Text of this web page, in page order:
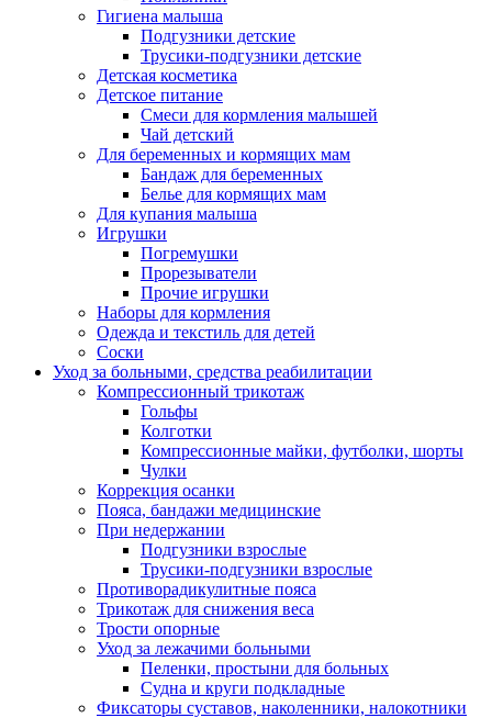
Гигиена малыша
Подгузники детские
Трусики-подгузники детские
Детская косметика
Детское питание
Смеси для кормления малышей
Чай детский
Для беременных и кормящих мам
Бандаж для беременных
Белье для кормящих мам
Для купания малыша
Игрушки
Погремушки
Прорезыватели
Прочие игрушки
Наборы для кормления
Одежда и текстиль для детей
Соски
Уход за больными, средства реабилитации
Компрессионный трикотаж
Гольфы
Колготки
Компрессионные майки, футболки, шорты
Чулки
Коррекция осанки
Пояса, бандажи медицинские
При недержании
Подгузники взрослые
Трусики-подгузники взрослые
Противорадикулитные пояса
Трикотаж для снижения веса
Трости опорные
Уход за лежачими больными
Пеленки, простыни для больных
Судна и круги подкладные
Фиксаторы суставов, наколенники, налокотники